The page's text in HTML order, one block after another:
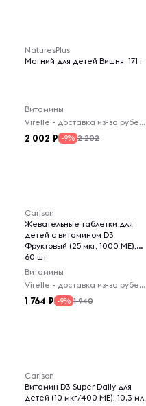
NaturesPlus
Магний для детей Вишня, 171 г
Витамины
Virelle - доставка из-за рубежа
2 002 -9% 2 202
Carlson
Жевательные таблетки для
детей с витамином D3
Фруктовый (25 мкг, 1000 МЕ),
60 шт
Витамины
Virelle - доставка из-за рубежа
1 764 -9% 1 940
Carlson
Витамин D3 Super Daily для
детей (10 мкг/400 МЕ), 10.3 мл